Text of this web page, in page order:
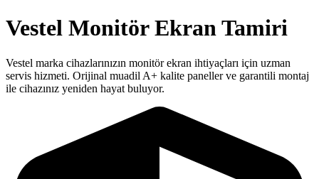
Vestel Monitör Ekran Tamiri
Vestel marka cihazlarınızın monitör ekran ihtiyaçları için uzman
servis hizmeti. Orijinal muadil A+ kalite paneller ve garantili montaj
ile cihazınız yeniden hayat buluyor.